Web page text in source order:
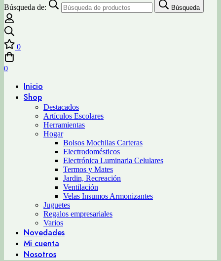
Búsqueda de:
Búsqueda
0
0
Inicio
Shop
Destacados
Artículos Escolares
Herramientas
Hogar
Bolsos Mochilas Carteras
Electrodomésticos
Electrónica Luminaria Celulares
Termos y Mates
Jardin, Recreación
Ventilación
Velas Insumos Armonizantes
Juguetes
Regalos empresariales
Varios
Novedades
Mi cuenta
Nosotros